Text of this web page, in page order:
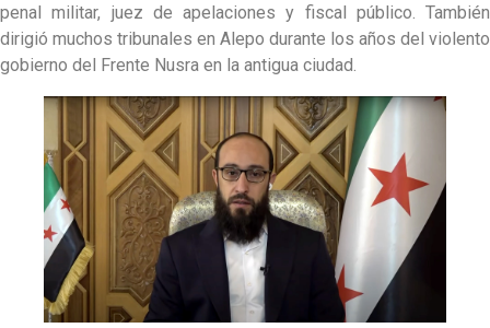
penal militar, juez de apelaciones y fiscal público. También
dirigió muchos tribunales en Alepo durante los años del violento
gobierno del Frente Nusra en la antigua ciudad.